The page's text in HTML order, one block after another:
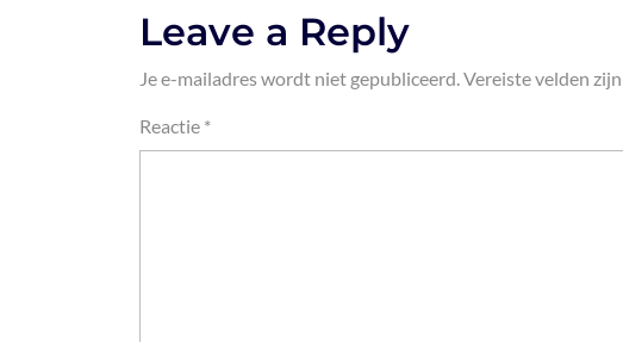
Leave a Reply
Je e-mailadres wordt niet gepubliceerd.Vereiste velden
Reactie *